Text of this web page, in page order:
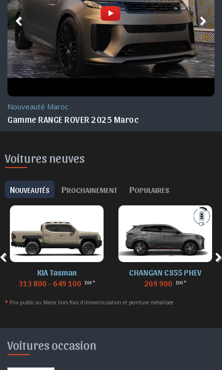
Actu. nationale
RANGE ROVER Experience 2025 Maroc
Voitures neuves
NOUVEAUTÉS PROCHAINEMENT POPULAIRES
CHANGAN CS55 PHEV
269 900 DH *
DENZA B8
869 900 DH *
* Prix public au Maroc hors frais d'immatriculation et peinture métallisée
Voitures occasion